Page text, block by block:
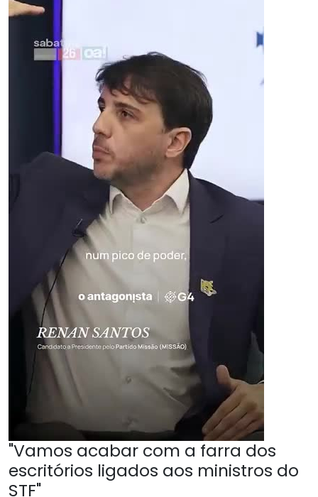
"Vamos acabar com a farra dos
escritórios ligados aos ministros do
STF"